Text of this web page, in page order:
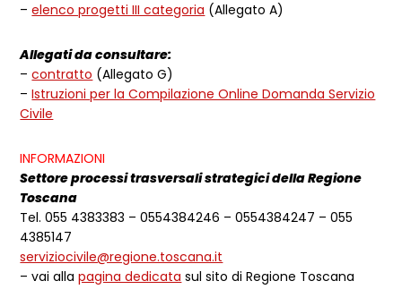
–elenco progetti III categoria (Allegato A)
Allegati da consultare:
–contratto (Allegato G)
–Istruzioni per la Compilazione Online Domanda Servizio
Civile
INFORMAZIONI
Settore processi trasversali strategici della Regione
Toscana
Tel. 055 4383383 – 0554384246 – 0554384247 – 055
4385147
serviziocivile@regione.toscana.it
– vai allapagina dedicata sul sito di Regione Toscana